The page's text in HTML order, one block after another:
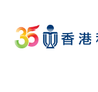
main
content